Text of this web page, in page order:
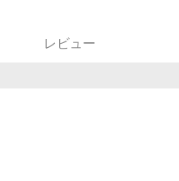
レビュー